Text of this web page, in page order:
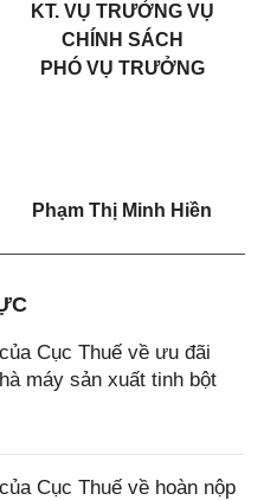
KT. VỤ TRƯỞNG VỤ
CHÍNH SÁCH
PHÓ VỤ TRƯỞNG
Phạm Thị Minh Hiền
Cục Thuế về ưu đãi
máy sản xuất tinh bột
Cục Thuế về hoàn nộp